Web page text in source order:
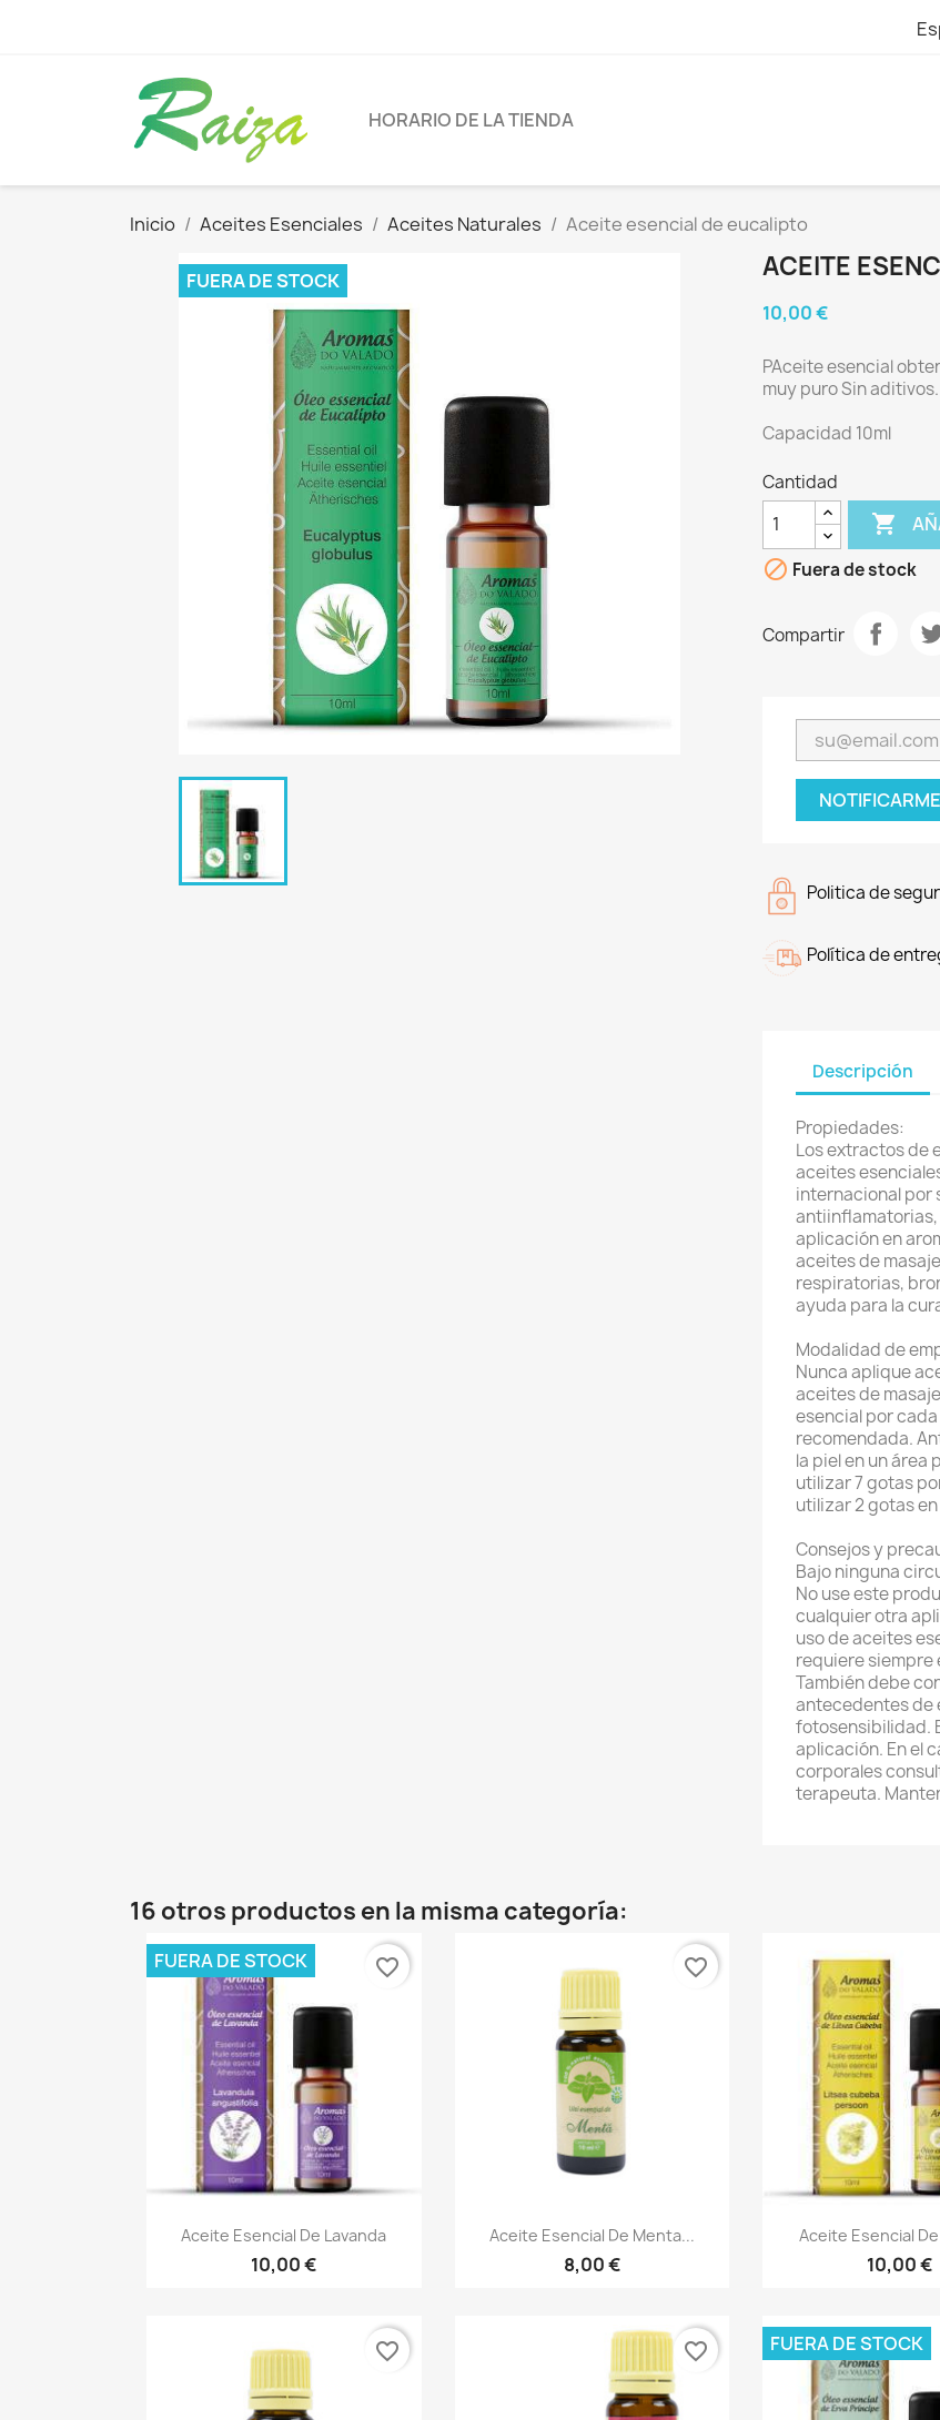
HORARIO DE LA TIENDA
Inicio Aceites Esenciales Aceites Naturales Aceite esencial de eucalipto
FUERA DE STOCK ACEITE
10,00 €
PAceite esencial
muy puro Sin aditivos.
Capacidad 10ml
Cantidad

 Fuera de stock
Compartir
Politica de
Política de
Descripción
Propiedades:
Los extractos de
aceites
internacional por
aplicación en
aceites de
respiratorias,
ayuda para la
Modalidad de
Nunca aplique
aceites de
esencial por
recomendada.
la piel en un área
utilizar 7 gotas
utilizar 2 gotas
Consejos y
Bajo ninguna
No use este
cualquier otra
uso de aceites
requiere siempre
También debe
antecedentes de
fotosensibilidad.
aplicación. En el
corporales
terapeuta.
16 otros productos en la misma categoría:
Vista rápida
Aceite Esencial De Lavanda
10,00 €
FUERA DE STOCK favorite_border
Vista rápida
Aceite Esencial De Menta...
8,00 €
favorite_border
Vista
Aceite Esencial
10,00 €
favorite_border favorite_border FUERA DE STOCK